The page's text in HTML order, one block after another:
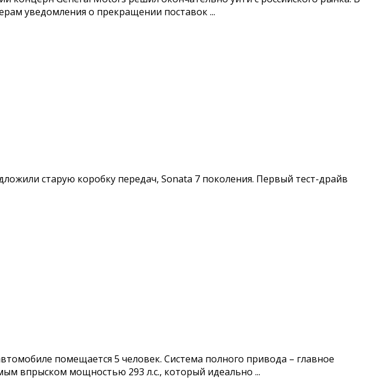
уведомления о прекращении поставок ...
старую коробку передач, Sonata 7 поколения. Первый тест-драйв
помещается 5 человек. Система полного привода – главное
впрыском мощностью 293 л.с., который идеально ...